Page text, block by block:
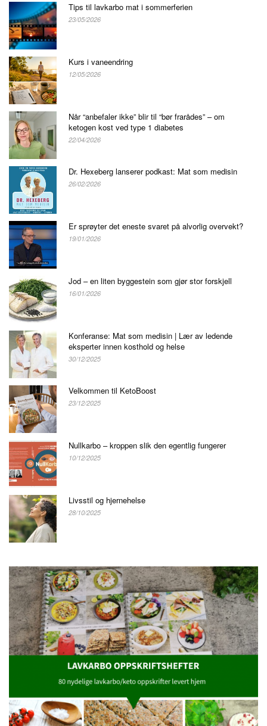
Tips til lavkarbo mat i sommerferien
23/05/2026
Kurs i vaneendring
12/05/2026
Når “anbefaler ikke” blir til “bør frarådes” – om
ketogen kost ved type 1 diabetes
22/04/2026
Dr. Hexeberg lanserer podkast: Mat som medisin
26/02/2026
Er sprøyter det eneste svaret på alvorlig overvekt?
19/01/2026
Jod – en liten byggestein som gjør stor forskjell
16/01/2026
Konferanse: Mat som medisin | Lær av ledende
eksperter innen kosthold og helse
30/12/2025
Velkommen til KetoBoost
23/12/2025
Nullkarbo – kroppen slik den egentlig fungerer
10/12/2025
Livsstil og hjernehelse
28/10/2025